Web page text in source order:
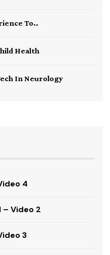
To..
Health
In Neurology
4
– Video 2
3